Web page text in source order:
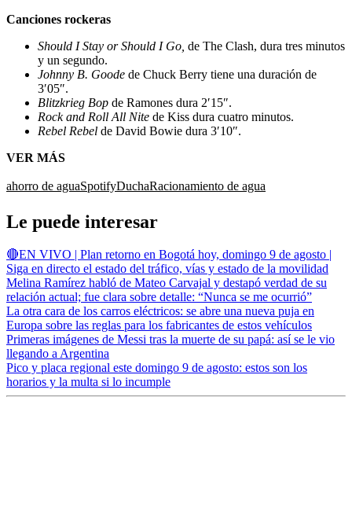
Canciones rockeras
Should I Stay or Should I Go, de The Clash, dura tres minutos
y un segundo.
Johnny B. Goode de Chuck Berry tiene una duración de
3′05″.
Blitzkrieg Bop de Ramones dura 2′15″.
Rock and Roll All Nite de Kiss dura cuatro minutos.
Rebel Rebel de David Bowie dura 3′10″.
VER MÁS
ahorro de aguaSpotifyDuchaRacionamiento de agua
Le puede interesar
🔴EN VIVO | Plan retorno en Bogotá hoy, domingo 9 de agosto |
Siga en directo el estado del tráfico, vías y estado de la movilidad
Melina Ramírez habló de Mateo Carvajal y destapó verdad de su
relación actual; fue clara sobre detalle: “Nunca se me ocurrió”
La otra cara de los carros eléctricos: se abre una nueva puja en
Europa sobre las reglas para los fabricantes de estos vehículos
Primeras imágenes de Messi tras la muerte de su papá: así se le vio
llegando a Argentina
Pico y placa regional este domingo 9 de agosto: estos son los
horarios y la multa si lo incumple